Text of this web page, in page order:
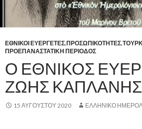
ΕΘΝΙΚΟΙ ΕΥΕΡΓΕΤΕΣ,ΠΡΟΣΩΠΙΚΟΤΗΤΕΣ,
ΠΡΟΕΠΑΝΑΣΤΑΤΙΚΗ ΠΕΡΙΟΔΟΣ
Ο ΕΘΝΙΚΟΣ
ΖΩΗΣ ΚΑΠΛΑΝΗΣ
15 ΑΥΓΟΎΣΤΟΥ 2020 ΕΛΛΗΝΙΚΟ